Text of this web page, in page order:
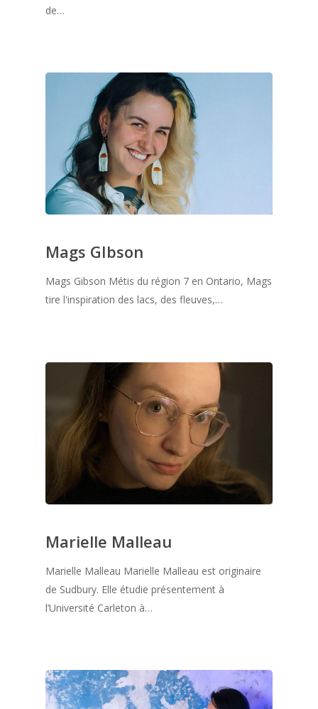
de…
Mags GIbson
Mags Gibson Métis du région 7 en Ontario, Mags
tire l'inspiration des lacs, des fleuves,…
Marielle Malleau
Marielle Malleau Marielle Malleau est originaire
de Sudbury. Elle étudie présentement à
l’Université Carleton à…